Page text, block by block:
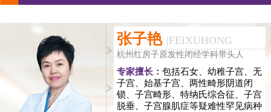
张子艳 |FEIXUHONG
杭州红房子原发性闭经学科带头人
专家擅长： 包括石女、幼稚子宫、无
子宫、始基子宫、两性畸形阴道闭
锁、子宫畸形、特纳氏综合征、子宫
脱垂、子宫腺肌症等疑难性罕见病种